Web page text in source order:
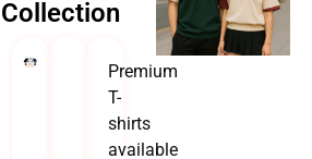
Collection
Premium
T-
shirts
available